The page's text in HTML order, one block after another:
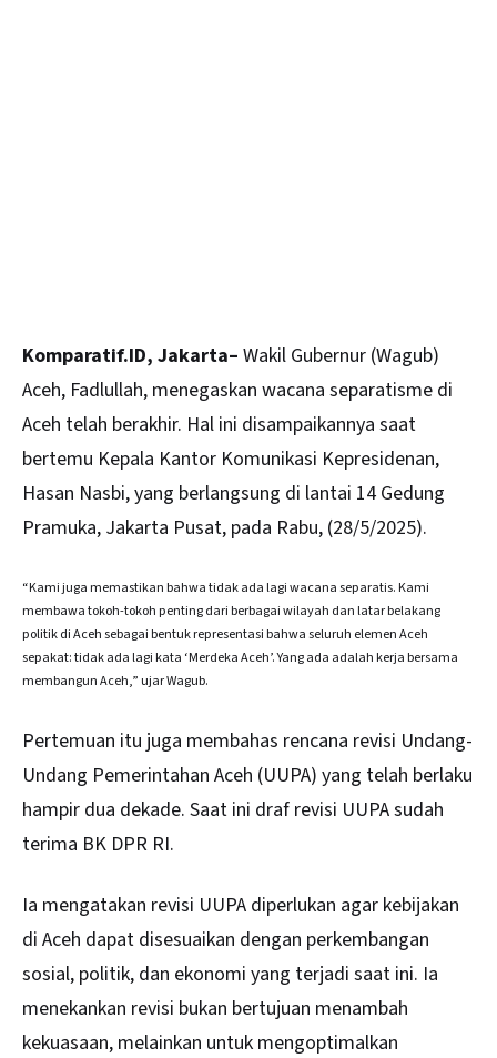
Komparatif.ID, Jakarta– Wakil Gubernur (Wagub)
Aceh, Fadlullah, menegaskan wacana separatisme di
Aceh telah berakhir. Hal ini disampaikannya saat
bertemu Kepala Kantor Komunikasi Kepresidenan,
Hasan Nasbi, yang berlangsung di lantai 14 Gedung
Pramuka, Jakarta Pusat, pada Rabu, (28/5/2025).
“Kami juga memastikan bahwa tidak ada lagi wacana separatis. Kami
membawa tokoh-tokoh penting dari berbagai wilayah dan latar belakang
politik di Aceh sebagai bentuk representasi bahwa seluruh elemen Aceh
sepakat: tidak ada lagi kata ‘Merdeka Aceh’. Yang ada adalah kerja bersama
membangun Aceh,” ujar Wagub.
Pertemuan itu juga membahas rencana revisi Undang-
Undang Pemerintahan Aceh (UUPA) yang telah berlaku
hampir dua dekade. Saat ini draf revisi UUPA sudah
terima BK DPR RI.
Ia mengatakan revisi UUPA diperlukan agar kebijakan
di Aceh dapat disesuaikan dengan perkembangan
sosial, politik, dan ekonomi yang terjadi saat ini. Ia
menekankan revisi bukan bertujuan menambah
kekuasaan, melainkan untuk mengoptimalkan